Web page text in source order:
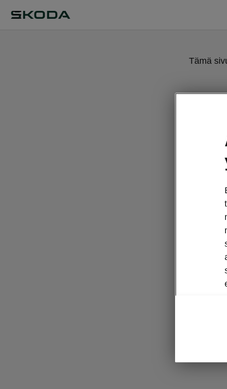
Tämä